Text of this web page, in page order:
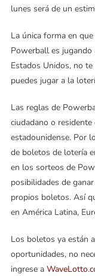
lunes será de un
La única forma en
Powerball es
Estados Unidos, no
puedes jugar a la
Las reglas de
ciudadano o
estadounidense. Por
de boletos de lotería
en los sorteos de
posibilidades de
propios boletos. Así
en América Latina,
Los boletos ya están
oportunidades, no
ingrese a